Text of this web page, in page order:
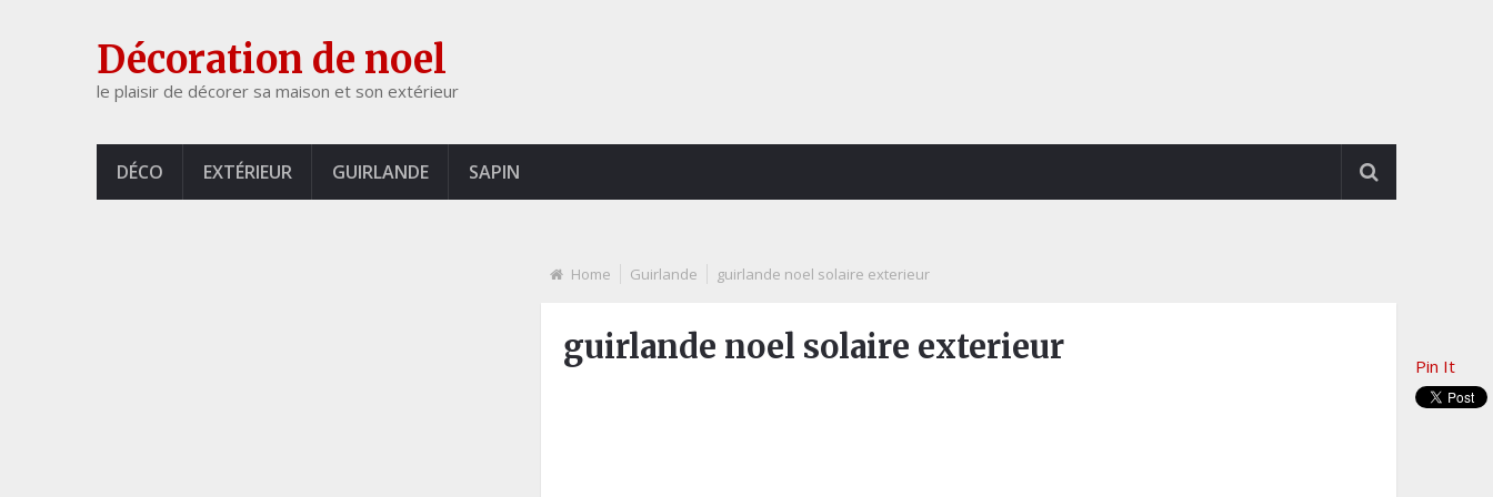
Décoration de noel
le plaisir de décorer sa maison et son extérieur
DÉCO EXTÉRIEUR GUIRLANDE SAPIN
Home Guirlande guirlande noel solaire exterieur
guirlande noel solaire exterieur Pin It